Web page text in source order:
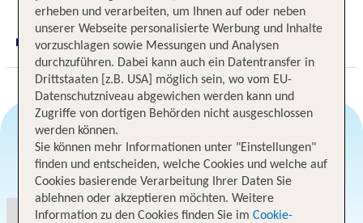
Digitaler und telefonischer 24/7 TUI Service
Angebotsauswahl
erheben und verarbeiten, um Ihnen auf oder neben
unserer Webseite personalisierte Werbung und Inhalte
vorzuschlagen sowie Messungen und Analysen
durchzuführen. Dabei kann auch ein Datentransfer in
Drittstaaten [z.B. USA] möglich sein, wo vom EU-
Datenschutzniveau abgewichen werden kann und
Zugriffe von dortigen Behörden nicht ausgeschlossen
werden können.
Sie können mehr Informationen unter "Einstellungen"
finden und entscheiden, welche Cookies und welche auf
Cookies basierende Verarbeitung Ihrer Daten Sie
ablehnen oder akzeptieren möchten. Weitere
Information zu den Cookies finden Sie im Cookie-